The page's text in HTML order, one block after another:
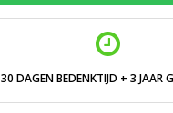
30 DAGEN BEDENKTIJD + 3 JAAR